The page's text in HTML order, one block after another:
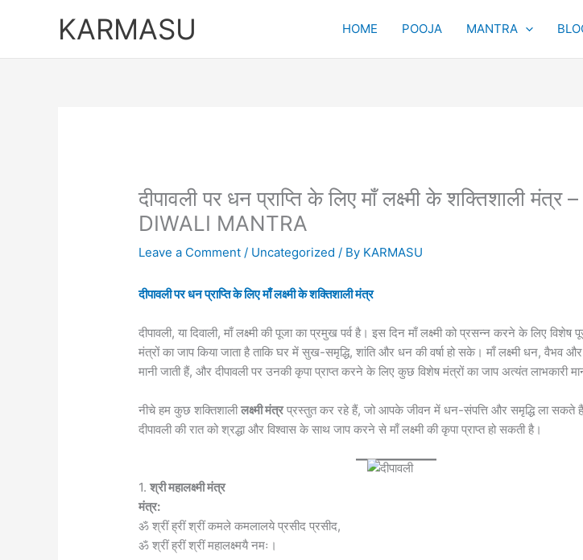
KARMASU HOME POOJA MANTRA
दीपावली पर धन प्राप्ति के लिए माँ लक्ष्मी के शक्तिशाली मंत्र –
DIWALI MANTRA
Leave a Comment / Uncategorized / By KARMASU
दीपावली पर धन प्राप्ति के लिए माँ लक्ष्मी के शक्तिशाली मंत्र
दीपावली, या दिवाली, माँ लक्ष्मी की पूजा का प्रमुख पर्व है। इस दिन माँ लक्ष्मी को प्रसन्न करने के लिए विशेष
मंत्रों का जाप किया जाता है ताकि घर में सुख-समृद्धि, शांति और धन की वर्षा हो सके। माँ लक्ष्मी धन, वैभव और
मानी जाती हैं, और दीपावली पर उनकी कृपा प्राप्त करने के लिए कुछ विशेष मंत्रों का जाप अत्यंत लाभकारी
नीचे हम कुछ शक्तिशालीलक्ष्मी मंत्रप्रस्तुत कर रहे हैं, जो आपके जीवन में धन-संपत्ति और समृद्धि ला सकते
दीपावली की रात को श्रद्धा और विश्वास के साथ जाप करने से माँ लक्ष्मी की कृपा प्राप्त हो सकती है।
1.श्री महालक्ष्मी मंत्र
मंत्र:
ॐ श्रीं ह्रीं श्रीं कमले कमलालये प्रसीद प्रसीद,
ॐ श्रीं ह्रीं श्रीं महालक्ष्मयै नमः।